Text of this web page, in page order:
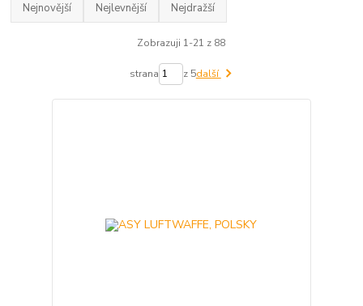
Nejnovější Nejlevnější Nejdražší
Zobrazuji 1-21 z 88
strana z 5další